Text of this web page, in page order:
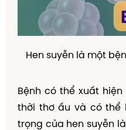
Hen suyễn là một
Bệnh có thể xuất
thời thơ ấu và có thể
trọng của hen suyễn